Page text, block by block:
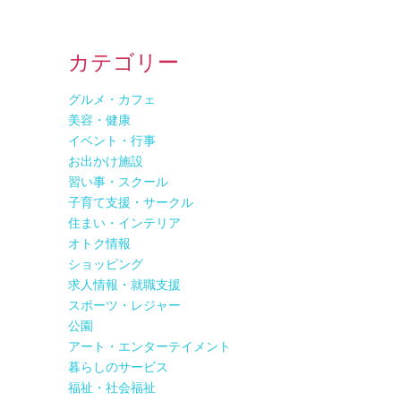
カテゴリー
グルメ・カフェ
美容・健康
イベント・行事
お出かけ施設
習い事・スクール
子育て支援・サークル
住まい・インテリア
オトク情報
ショッピング
求人情報・就職支援
スポーツ・レジャー
公園
アート・エンターテイメント
暮らしのサービス
福祉・社会福祉